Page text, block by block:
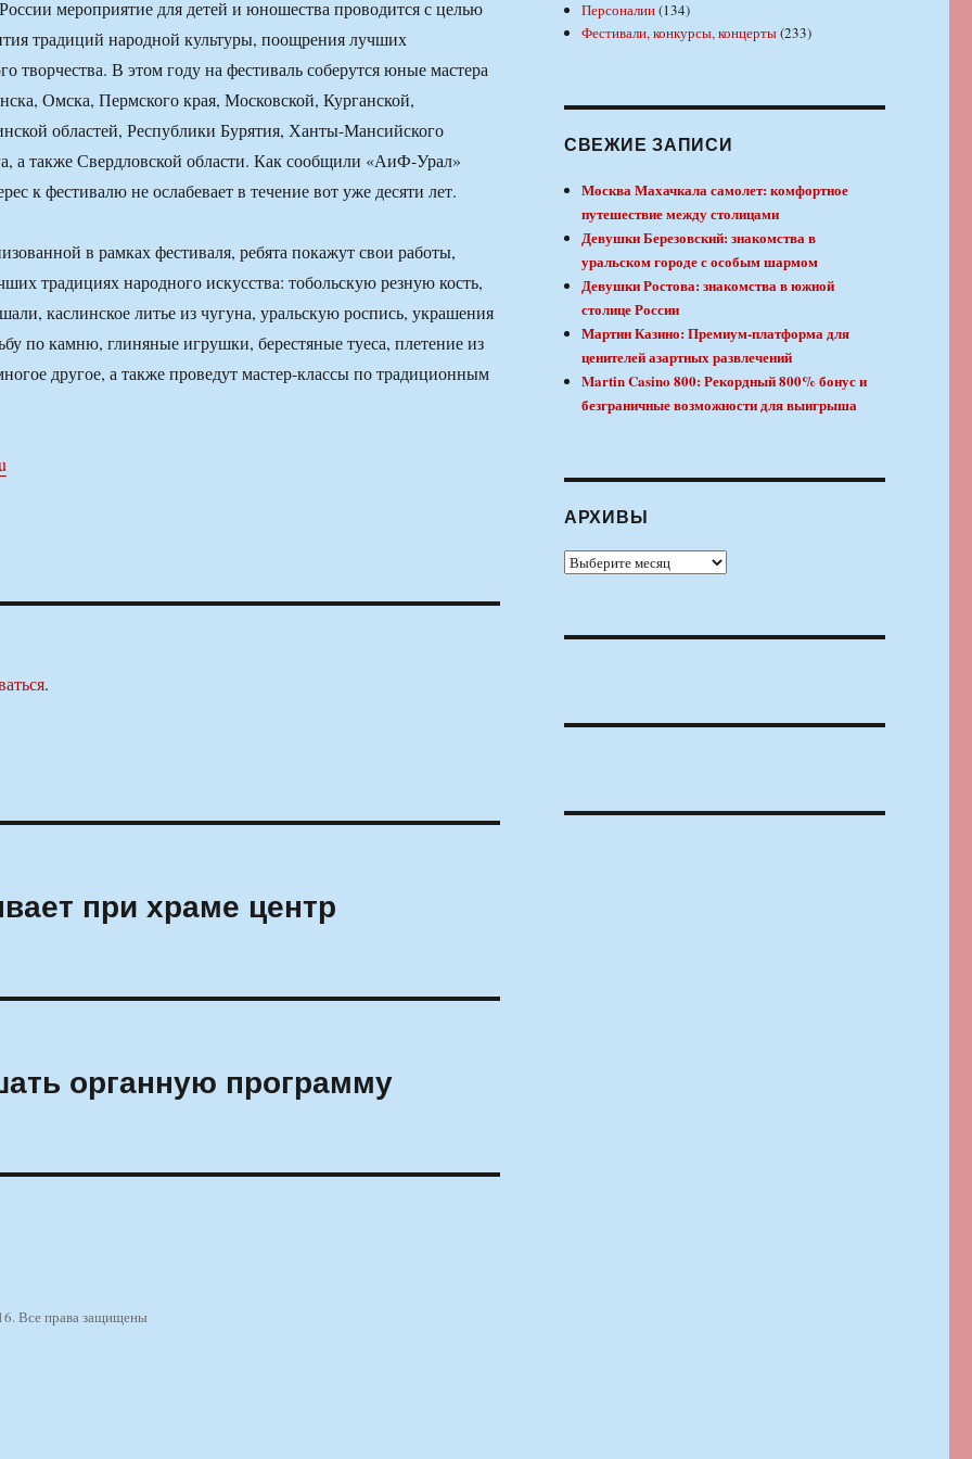
мероприятие для детей и юношества проводится с целью
традиций народной культуры, поощрения лучших
творчества. В этом году на фестиваль соберутся юные мастера
Омска, Пермского края, Московской, Курганской,
областей, Республики Бурятия, Ханты-Мансийского
а также Свердловской области. Как сообщили «АиФ-Урал»
к фестивалю не ослабевает в течение вот уже десяти лет.
в рамках фестиваля, ребята покажут свои работы,
традициях народного искусства: тобольскую резную кость,
каслинское литье из чугуна, уральскую роспись, украшения
по камню, глиняные игрушки, берестяные туеса, плетение из
другое, а также проведут мастер-классы по традиционным
.
при храме центр
органную программу
Персоналии(134)
Фестивали, конкурсы, концерты(233)
СВЕЖИЕ ЗАПИСИ
Москва Махачкала самолет: комфортное
путешествие между столицами
Девушки Березовский: знакомства в
уральском городе с особым шармом
Девушки Ростова: знакомства в южной
столице России
Мартин Казино: Премиум-платформа для
ценителей азартных развлечений
Martin Casino 800: Рекордный 800% бонус и
безграничные возможности для выигрыша
АРХИВЫ
Архивы
Все права защищены